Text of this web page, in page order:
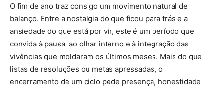
O fim de ano traz consigo um movimento natural de
balanço. Entre a nostalgia do que ficou para trás e a
ansiedade do que está por vir, este é um período que
convida à pausa, ao olhar interno e à integração das
vivências que moldaram os últimos meses. Mais do que
listas de resoluções ou metas apressadas, o
encerramento de um ciclo pede presença, honestidade